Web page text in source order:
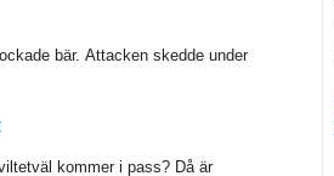
bär. Attacken skedde under
kommer i pass? Då är